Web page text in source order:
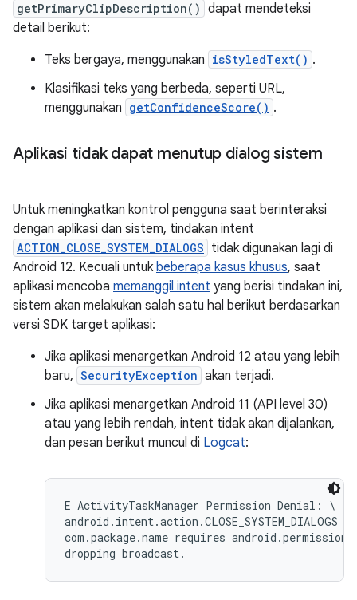
getPrimaryClipDescription() dapat mendeteksi
detail berikut:
Teks bergaya, menggunakan isStyledText() .
Klasifikasi teks yang berbeda, seperti URL,
menggunakan getConfidenceScore() .
Aplikasi tidak dapat menutup dialog sistem
Untuk meningkatkan kontrol pengguna saat berinteraksi
dengan aplikasi dan sistem, tindakan intent
ACTION_CLOSE_SYSTEM_DIALOGS tidak digunakan lagi di
Android 12. Kecuali untuk beberapa kasus khusus, saat
aplikasi mencoba memanggil intent yang berisi tindakan ini,
sistem akan melakukan salah satu hal berikut berdasarkan
versi SDK target aplikasi:
Jika aplikasi menargetkan Android 12 atau yang lebih
baru, SecurityException akan terjadi.
Jika aplikasi menargetkan Android 11 (API level 30)
atau yang lebih rendah, intent tidak akan dijalankan,
dan pesan berikut muncul di Logcat:
E ActivityTaskManager Permission Denial: \
android.intent.action.CLOSE_SYSTEM_DIALOGS
com.package.name requires